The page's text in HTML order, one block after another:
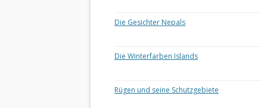
Die Gesichter Nepals
Die Winterfarben Islands
Rügen und seine Schutzgebiete